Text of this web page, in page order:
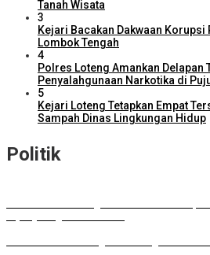
Tanah Wisata
3
Kejari Bacakan Dakwaan Korupsi
Lombok Tengah
4
Polres Loteng Amankan Delapan
Penyalahgunaan Narkotika di
5
Kejari Loteng Tetapkan Empat
Sampah Dinas Lingkungan Hidup
Politik